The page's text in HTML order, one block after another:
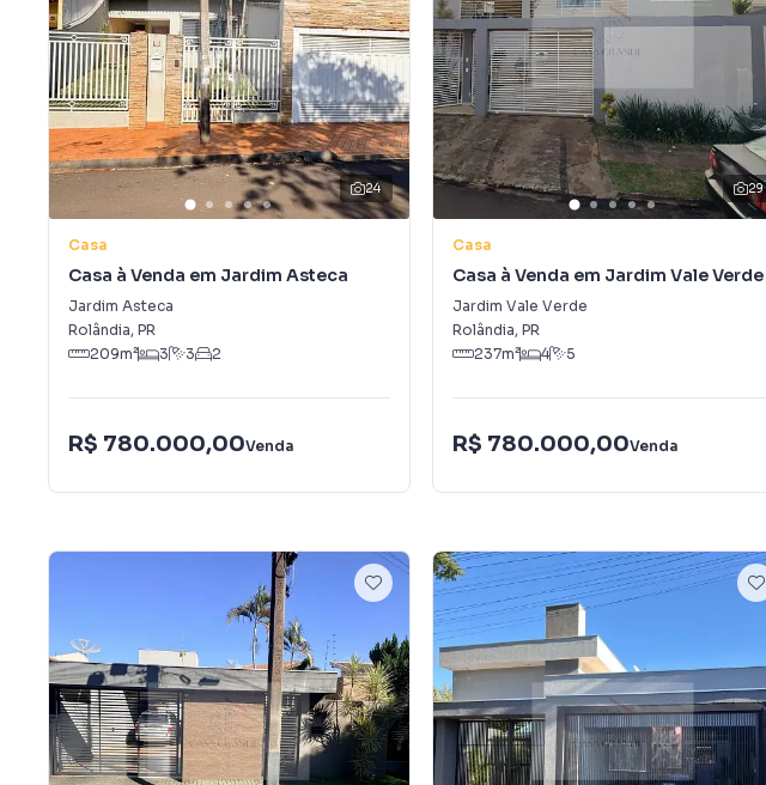
24
Casa
Casa à Venda em Jardim Asteca
Jardim Asteca
Rolândia, PR
209m² 3 3 2
R$ 780.000,00Venda
29
Casa
Casa à Venda em Jardim Vale Verde
Jardim Vale Verde
Rolândia, PR
237m² 4 5
R$ 780.000,00Venda